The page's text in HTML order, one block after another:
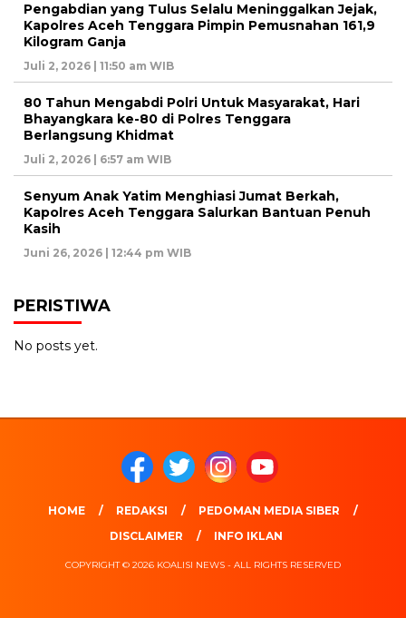
Pengabdian yang Tulus Selalu Meninggalkan Jejak,
Kapolres Aceh Tenggara Pimpin Pemusnahan 161,9
Kilogram Ganja
Juli 2, 2026 | 11:50 am WIB
80 Tahun Mengabdi Polri Untuk Masyarakat, Hari
Bhayangkara ke-80 di Polres Tenggara
Berlangsung Khidmat
Juli 2, 2026 | 6:57 am WIB
Senyum Anak Yatim Menghiasi Jumat Berkah,
Kapolres Aceh Tenggara Salurkan Bantuan Penuh
Kasih
Juni 26, 2026 | 12:44 pm WIB
PERISTIWA
No posts yet.
HOME REDAKSI
PEDOMAN MEDIA SIBER
DISCLAIMER
INFO IKLAN
COPYRIGHT © 2026 KOALISI NEWS - ALL RIGHTS RESERVED